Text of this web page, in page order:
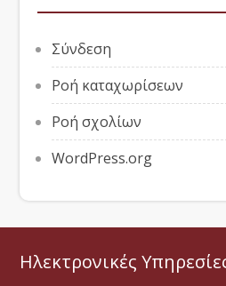
Σύνδεση
Ροή καταχωρίσεων
Ροή σχολίων
WordPress.org
Ηλεκτρονικές